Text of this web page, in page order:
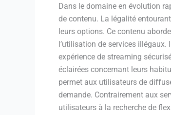
Dans le domaine en évolution
de contenu. La légalité
leurs options. Ce contenu
l’utilisation de services
expérience de streaming
éclairées concernant leurs
permet aux utilisateurs de
demande. Contrairement aux
utilisateurs à la recherche de